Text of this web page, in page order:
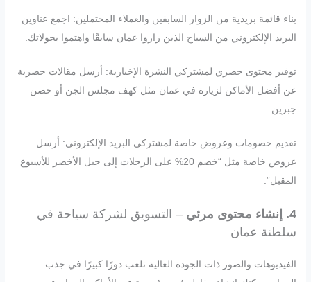
بناء قائمة بريدية من الزوار السابقين والعملاء المحتملين: اجمع عناوين
البريد الإلكتروني من السياح الذين زاروا عمان سابقًا واهتموا بجولاتك.
توفير محتوى حصري لمشتركي النشرة الإخبارية: أرسل مقالات حصرية
عن أفضل الأماكن لزيارة في عمان مثل كهف مجلس الجن أو حصن
جبرين.
تقديم خصومات وعروض خاصة لمشتركي البريد الإلكتروني: أرسل
عروض خاصة مثل “خصم 20% على الرحلات إلى جبل الأخضر للأسبوع
المقبل”.
4. إنشاء محتوى مرئي
– التسويق لشركة سياحة في
سلطنة عمان
الفيديوهات والصور ذات الجودة العالية تلعب دورًا كبيرًا في جذب